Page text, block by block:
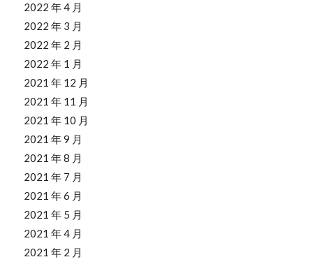
2022 年 4 月
2022 年 3 月
2022 年 2 月
2022 年 1 月
2021 年 12 月
2021 年 11 月
2021 年 10 月
2021 年 9 月
2021 年 8 月
2021 年 7 月
2021 年 6 月
2021 年 5 月
2021 年 4 月
2021 年 2 月